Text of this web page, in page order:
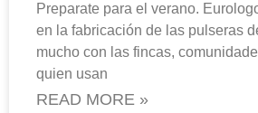
Preparate para el verano.
en la fabricación de las pulseras
mucho con las fincas,
quien usan
READ MORE »